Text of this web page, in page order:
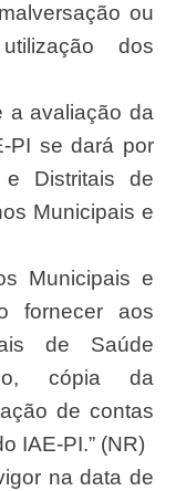
ou
dos
a avaliação da
PI se dará por
Distritais de
Municipais e
Municipais e
fornecer aos
de Saúde
cópia da
de contas
IAE-PI.” (NR)
na data de